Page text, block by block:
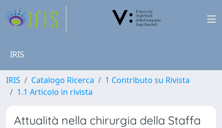
IRIS
IRIS Catalogo Ricerca
1 Contributo su Rivista
1.1 Articolo in rivista
Attualità nella chirurgia della Staffa